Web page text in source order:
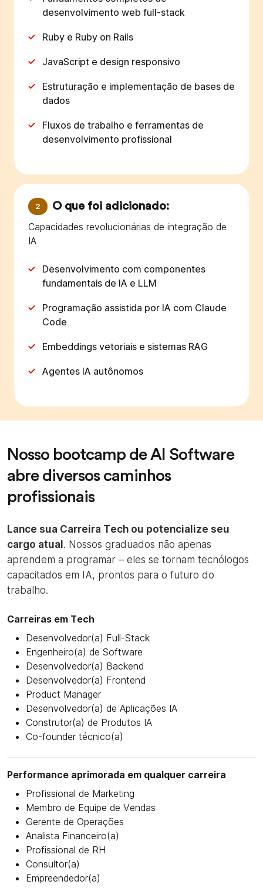
desenvolvimento web full-stack
Ruby e Ruby on Rails
JavaScript e design responsivo
Estruturação e implementação de bases de
dados
Fluxos de trabalho e ferramentas de
desenvolvimento profissional
2
O que foi adicionado:
Capacidades revolucionárias de integração de
IA
Desenvolvimento com componentes
fundamentais de IA e LLM
Programação assistida por IA com Claude
Code
Embeddings vetoriais e sistemas RAG
Agentes IA autônomos
Nosso bootcamp de AI Software
abre diversos caminhos
profissionais
Lance sua Carreira Tech ou potencialize seu
cargo atual. Nossos graduados não apenas
aprendem a programar – eles se tornam tecnólogos
capacitados em IA, prontos para o futuro do
trabalho.
Carreiras em Tech
Desenvolvedor(a) Full-Stack
Engenheiro(a) de Software
Desenvolvedor(a) Backend
Desenvolvedor(a) Frontend
Product Manager
Desenvolvedor(a) de Aplicações IA
Construtor(a) de Produtos IA
Co-founder técnico(a)
Performance aprimorada em qualquer carreira
Profissional de Marketing
Membro de Equipe de Vendas
Gerente de Operações
Analista Financeiro(a)
Profissional de RH
Consultor(a)
Empreendedor(a)